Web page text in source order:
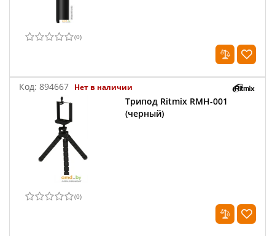
(0)
Код: 894667 Нет в наличии
Трипод Ritmix RMH-001
(черный)
(0)